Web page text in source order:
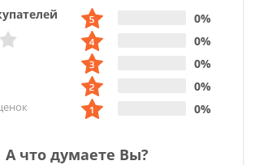
0%
0%
0%
0%
0%
А что думаете Вы?